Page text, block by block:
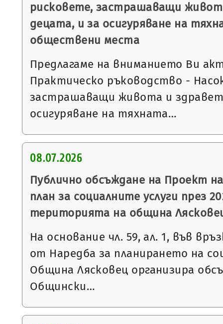
рисковете, застрашаващи
децата, и за осигуряване на
обществени места
Предлагаме на вниманието Ви
Практическо ръководство -
застрашаващи живота и
осигуряване на тяхната…
08.07.2026
Публично обсъждане на Проект
план за социалните услуги през
територията на община
На основание чл. 59, ал. 1, във
от Наредба за планирането на
Община Лясковец организира
Общински…